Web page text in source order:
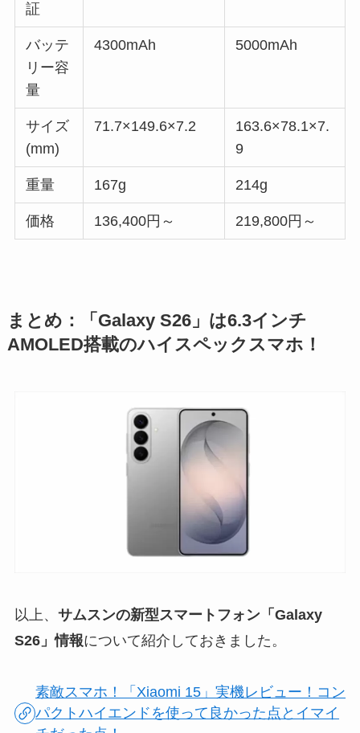
証
バッテ
リー容
量
4300mAh 5000mAh
サイズ
(mm)
71.7×149.6×7.2
163.6×78.1×7.
9
重量 167g 214g
価格 136,400円～ 219,800円～
まとめ：「Galaxy S26」は6.3インチ
AMOLED搭載のハイスペックスマホ！
以上、 サムスンの新型スマートフォン「Galaxy
S26」情報について紹介しておきました。
素敵スマホ！「Xiaomi 15」実機レビュー！コン
パクトハイエンドを使って良かった点とイマイ